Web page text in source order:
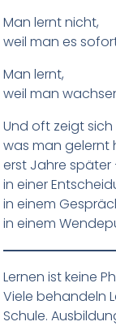
Man lernt nicht,
weil man es
Man lernt,
weil man
Und oft zeigt sich
was man gelernt
erst Jahre später
in einer
in einem
in einem
Lernen ist keine
Viele behandeln
Schule.